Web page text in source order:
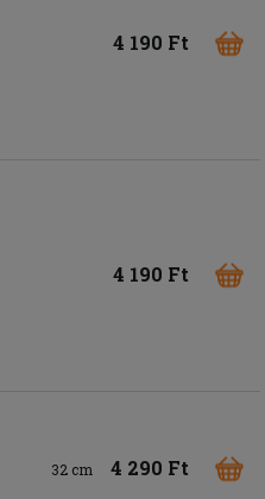
4 190 Ft
4 190 Ft
32 cm 4 290 Ft